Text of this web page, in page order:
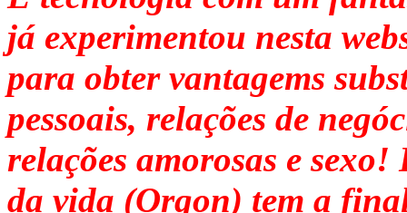
já experimentou nesta
para obter vantagems
pessoais, relações de
relações amorosas e
da vida (Orgon) tem a